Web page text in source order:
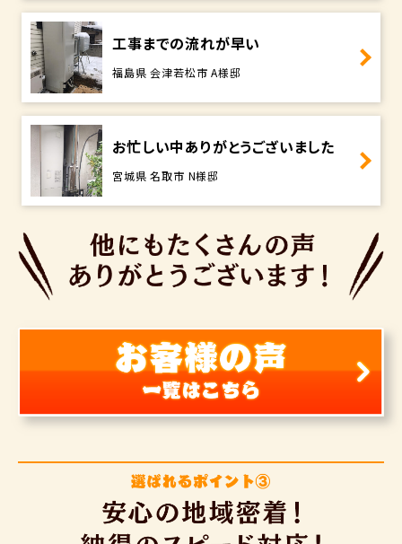
工事までの流れが早い
福島県 会津若松市 A様邸
お忙しい中ありがとうございました
宮城県 名取市 N様邸